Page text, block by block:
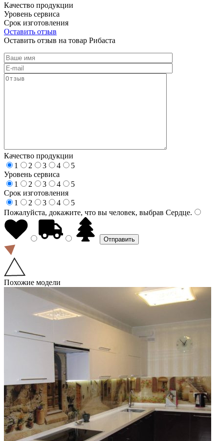
Качество продукции
Уровень сервиса
Срок изготовления
Оставить отзыв
Оставить отзыв на товар Рибаста
Качество продукции
1
2 3 4
5
Уровень сервиса
1
2 3 4
5
Срок изготовления
1
2 3 4
5
Пожалуйста, докажите, что вы человек, выбрав Сердце.
Похожие модели